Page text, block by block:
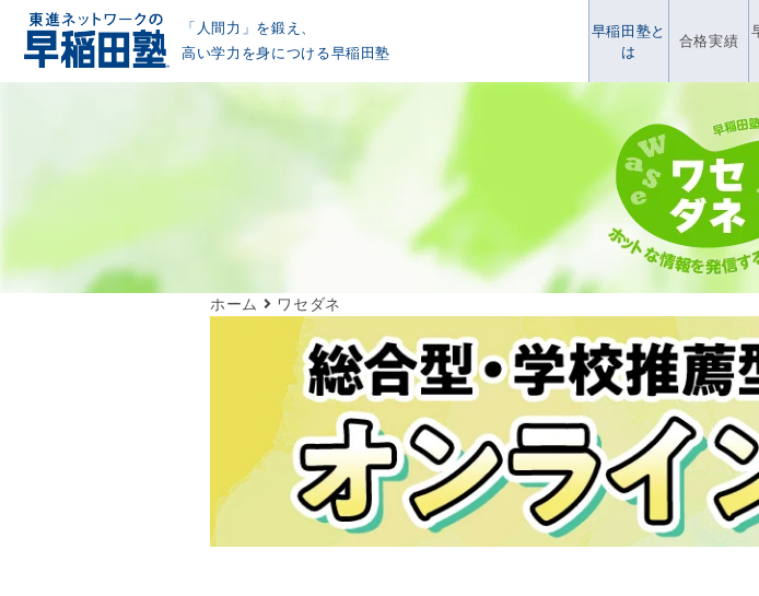
「人間力」を鍛え、
高い学力を身につける早稲田塾
早稲田塾と
は
合格実績
ホーム ワセダネ